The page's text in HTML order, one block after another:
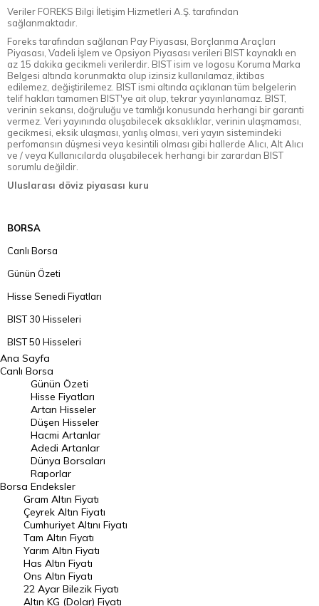
Veriler FOREKS Bilgi İletişim Hizmetleri A.Ş. tarafından
sağlanmaktadır.
Foreks tarafından sağlanan Pay Piyasası, Borçlanma Araçları
Piyasası, Vadeli İşlem ve Opsiyon Piyasası verileri BIST kaynaklı en
az 15 dakika gecikmeli verilerdir. BIST isim ve logosu Koruma Marka
Belgesi altında korunmakta olup izinsiz kullanılamaz, iktibas
edilemez, değiştirilemez. BIST ismi altında açıklanan tüm belgelerin
telif hakları tamamen BIST'ye ait olup, tekrar yayınlanamaz. BIST,
verinin sekansı, doğruluğu ve tamlığı konusunda herhangi bir garanti
vermez. Veri yayınında oluşabilecek aksaklıklar, verinin ulaşmaması,
gecikmesi, eksik ulaşması, yanlış olması, veri yayın sistemindeki
perfomansın düşmesi veya kesintili olması gibi hallerde Alıcı, Alt Alıcı
ve / veya Kullanıcılarda oluşabilecek herhangi bir zarardan BIST
sorumlu değildir.
Uluslarası döviz piyasası kuru
BORSA
Canlı Borsa
Günün Özeti
Hisse Senedi Fiyatları
BIST 30 Hisseleri
BIST 50 Hisseleri
BIST 100 Hisseleri
En Çok Artan Hisseler
En Çok Düşen Hisseler
Hacmi Artanlar
Geçmiş Kapanışlar
Dünya Borsaları
Raporlar
Endeksler
DÖVİZ
Döviz Kuru
Dolar Kuru
Ana Sayfa
Canlı Borsa
Borsa
Günün Özeti
Hisse Fiyatları
Artan Hisseler
Düşen Hisseler
Hacmi Artanlar
Adedi Artanlar
Dünya Borsaları
Raporlar
Endeksler
Gram Altın Fiyatı
Çeyrek Altın Fiyatı
Cumhuriyet Altını Fiyatı
Tam Altın Fiyatı
Yarım Altın Fiyatı
Has Altın Fiyatı
Ons Altın Fiyatı
22 Ayar Bilezik Fiyatı
Altın KG (Dolar) Fiyatı